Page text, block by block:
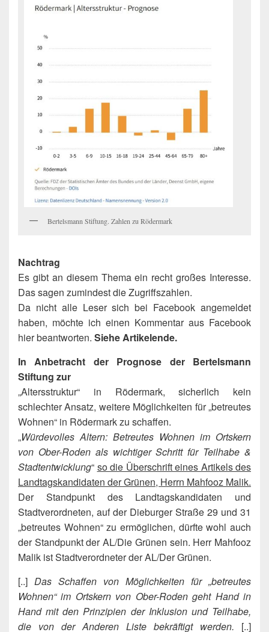
Bertelsmann Stiftung. Zahlen zu Rödermark
Nachtrag
Es gibt an diesem Thema ein recht großes Interesse.
Das sagen zumindest die Zugriffszahlen.
Da nicht alle Leser sich bei Facebook angemeldet
haben, möchte ich einen Kommentar aus Facebook
hier beantworten. Siehe Artikelende.
In Anbetracht der Prognose der Bertelsmann
Stiftung zur
„Altersstruktur“ in Rödermark, sicherlich kein
schlechter Ansatz, weitere Möglichkeiten für „betreutes
Wohnen“ in Rödermark zu schaffen.
„Würdevolles Altern: Betreutes Wohnen im Ortskern
von Ober-Roden als wichtiger Schritt für Teilhabe &
Stadtentwicklung“ so die Überschrift eines Artikels des
Landtagskandidaten der Grünen, Herrn Mahfooz Malik.
Der Standpunkt des Landtagskandidaten und
Stadtverordneten, auf der Dieburger Straße 29 und 31
„betreutes Wohnen“ zu ermöglichen, dürfte wohl auch
der Standpunkt der AL/Die Grünen sein. Herr Mahfooz
Malik ist Stadtverordneter der AL/Der Grünen.
[..] Das Schaffen von Möglichkeiten für „betreutes
Wohnen“ im Ortskern von Ober-Roden geht Hand in
Hand mit den Prinzipien der Inklusion und Teilhabe,
die von der Anderen Liste bekräftigt werden. [..]